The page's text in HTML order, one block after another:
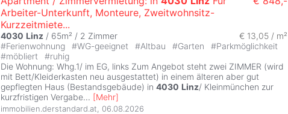
Arbeiter-Unterkunft, Monteure, Zweitwohnsitz-
Kurzzeitmiete...
4030 Linz / 65m² / 2 Zimmer € 13,05 / m²
#Ferienwohnung #WG-geeignet #Altbau #Garten #Parkmöglichkeit
#möbliert #ruhig
Die Wohnung: Whg.1/ im EG, links Zum Angebot steht zwei ZIMMER (wird
mit Bett/Kleiderkasten neu ausgestattet) in einem älteren aber gut
gepflegten Haus (Bestandsgebäude) in 4030 Linz/ Kleinmünchen zur
kurzfristigen Vergabe... [Mehr]
immobilien.derstandard.at 06.08.2026